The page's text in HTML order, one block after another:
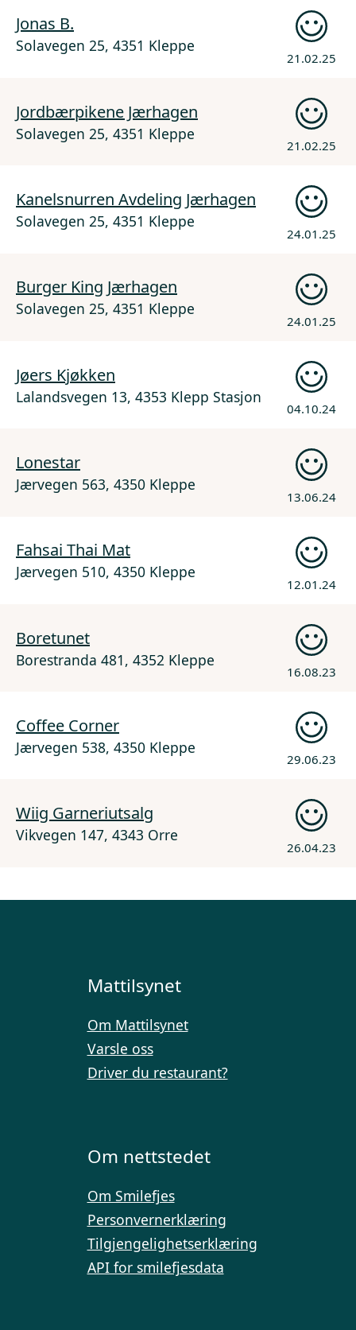
Jonas B.
Solavegen 25, 4351 Kleppe
21.02.25
Jordbærpikene Jærhagen
Solavegen 25, 4351 Kleppe
21.02.25
Kanelsnurren Avdeling Jærhagen
Solavegen 25, 4351 Kleppe
24.01.25
Burger King Jærhagen
Solavegen 25, 4351 Kleppe
24.01.25
Jøers Kjøkken
Lalandsvegen 13, 4353 Klepp Stasjon
04.10.24
Lonestar
Jærvegen 563, 4350 Kleppe
13.06.24
Fahsai Thai Mat
Jærvegen 510, 4350 Kleppe
12.01.24
Boretunet
Borestranda 481, 4352 Kleppe
16.08.23
Coffee Corner
Jærvegen 538, 4350 Kleppe
29.06.23
Wiig Garneriutsalg
Vikvegen 147, 4343 Orre
26.04.23
Mattilsynet
Om Mattilsynet
Varsle oss
Driver du restaurant?
Om nettstedet
Om Smilefjes
Personvernerklæring
Tilgjengelighetserklæring
API for smilefjesdata